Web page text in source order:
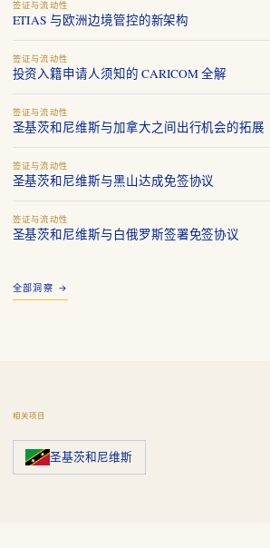
签证与流动性
ETIAS 与欧洲边境管控的新架构
签证与流动性
投资入籍申请人须知的 CARICOM 全解
签证与流动性
圣基茨和尼维斯与加拿大之间出行机会的拓展
签证与流动性
圣基茨和尼维斯与黑山达成免签协议
签证与流动性
圣基茨和尼维斯与白俄罗斯签署免签协议
全部洞察 →
相关项目
圣基茨和尼维斯